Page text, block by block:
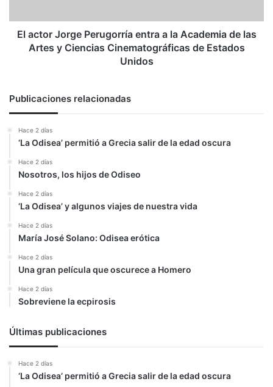
de
las
de
El actor Jorge Perugorría entra a la Academia de las
Artes y Ciencias Cinematográficas de Estados
Unidos
Publicaciones relacionadas
Hace 2 días
‘La Odisea’ permitió a Grecia salir de la edad oscura
Hace 2 días
Nosotros, los hijos de Odiseo
Hace 2 días
‘La Odisea’ y algunos viajes de nuestra vida
Hace 2 días
María José Solano: Odisea erótica
Hace 2 días
Una gran película que oscurece a Homero
Hace 2 días
Sobreviene la ecpirosis
Últimas publicaciones
Hace 2 días
‘La Odisea’ permitió a Grecia salir de la edad oscura